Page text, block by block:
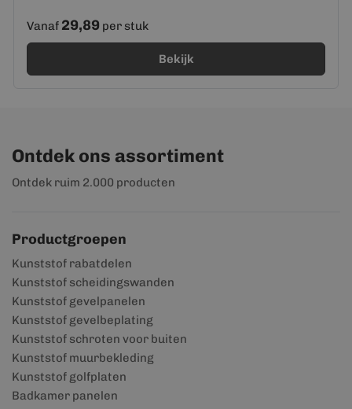
Vanaf 29,89 per stuk
Bekijk
Ontdek ons assortiment
Ontdek ruim 2.000 producten
Productgroepen
Kunststof rabatdelen
Kunststof scheidingswanden
Kunststof gevelpanelen
Kunststof gevelbeplating
Kunststof schroten voor buiten
Kunststof muurbekleding
Kunststof golfplaten
Badkamer panelen